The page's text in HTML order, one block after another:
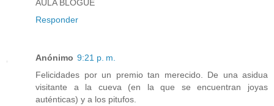
AULA BLOGUE
Responder
Anónimo 9:21 p. m.
Felicidades por un premio tan merecido. De una asidua
visitante a la cueva (en la que se encuentran joyas
auténticas) y a los pitufos.